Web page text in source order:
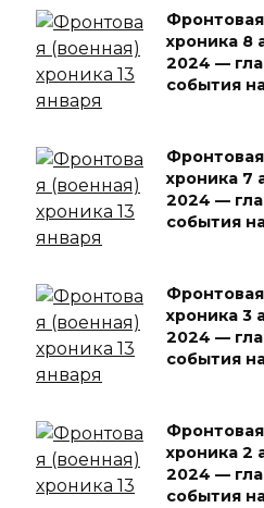
хроника 8
2024 —
события
хроника 7
2024 —
события
хроника 3
2024 —
события
хроника 2
2024 —
события